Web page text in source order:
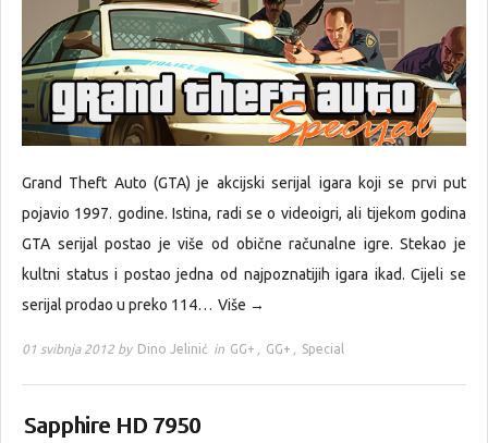
Grand Theft Auto (GTA) je akcijski serijal igara koji se prvi put
pojavio 1997. godine. Istina, radi se o videoigri, ali tijekom godina
GTA serijal postao je više od obične računalne igre. Stekao je
kultni status i postao jedna od najpoznatijih igara ikad. Cijeli se
serijal prodao u preko 114… Više →
01 svibnja 2012 by Dino Jelinić in GG+ , GG+ , Special
Sapphire HD 7950